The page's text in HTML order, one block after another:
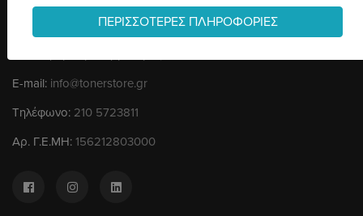
Υπερείδου 11 & Αϊδινίου , Περιστέρι, 121 32
(είσοδος από Αϊδινίου)
E-mail: info@tonerstore.gr
Τηλέφωνο: 210 5723811
Αρ. Γ.Ε.ΜΗ: 156212803000
ΠΕΡΙΣΣΟΤΕΡΕΣ ΠΛΗΡΟΦΟΡΙΕΣ